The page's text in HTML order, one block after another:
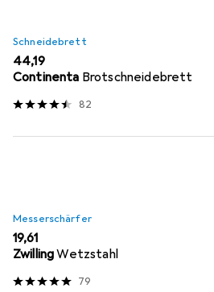
Schneidebrett
EUR
44,19
Continenta Brotschneidebrett
82
Messerschärfer
EUR
19,61
ZwillingWetzstahl
79